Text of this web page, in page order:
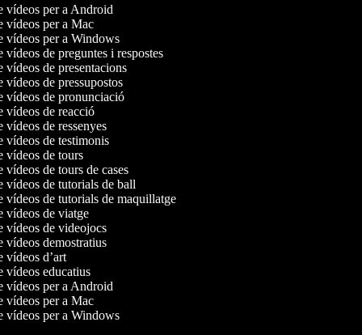
vídeos per a Android
vídeos per a Mac
vídeos per a Windows
vídeos de preguntes i respostes
vídeos de presentacions
vídeos de pressupostos
vídeos de pronunciació
vídeos de reacció
vídeos de ressenyes
vídeos de testimonis
vídeos de tours
vídeos de tours de cases
vídeos de tutorials de ball
vídeos de tutorials de maquillatge
vídeos de viatge
vídeos de videojocs
vídeos demostratius
vídeos d’art
vídeos educatius
vídeos per a Android
vídeos per a Mac
vídeos per a Windows